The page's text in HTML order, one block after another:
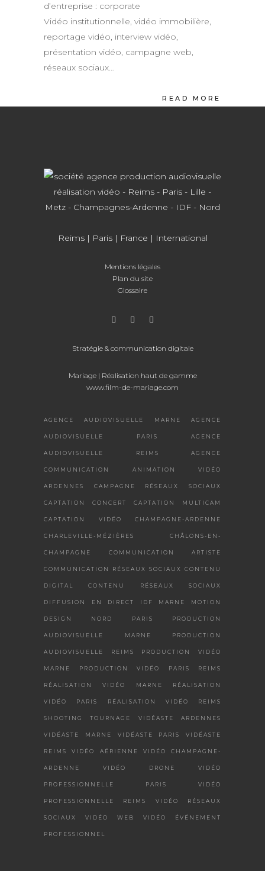
d’entreprise : corporate
Vidéo institutionnelle, vidéo immobilière,
reportage vidéo, interview vidéo,
présentation vidéo, campagne web,
réseaux sociaux…
READ MORE
Reims| Paris| France | International
Mentions légales
Plan du site
Glossaire
Stratégie & communication digitale
Mariage| Réalisation haut de gamme
www.film-de-mariage.com
AGENCE AUDIOVISUELLE MARNE AGENCE
AUDIOVISUELLE PARIS AGENCE
AUDIOVISUELLE REIMS AGENCE
COMMUNICATION ANIMATION VIDÉO
ARDENNES CAMPAGNE RÉSEAUX SOCIAUX
CAPTATION CONCERT CAPTATION MULTICAM
CAPTATION VIDÉO CHAMPAGNE-ARDENNE
CHARLEVILLE-MÉZIÈRES CHÂLONS-EN-
CHAMPAGNE COMMUNICATION ARTISTE
COMMUNICATION RÉSEAUX SOCIAUX CONTENU
DIGITAL CONTENU RÉSEAUX SOCIAUX
DIFFUSION EN DIRECT IDF MARNE MOTION
DESIGN NORD PARIS PRODUCTION
AUDIOVISUELLE MARNE PRODUCTION
AUDIOVISUELLE REIMS PRODUCTION VIDÉO
MARNE PRODUCTION VIDÉO PARIS REIMS
RÉALISATION VIDÉO MARNE RÉALISATION
VIDÉO PARIS RÉALISATION VIDÉO REIMS
SHOOTING TOURNAGE VIDÉASTE ARDENNES
VIDÉASTE MARNE VIDÉASTE PARIS VIDÉASTE
REIMS VIDÉO AÉRIENNE VIDÉO CHAMPAGNE-
ARDENNE VIDÉO DRONE VIDÉO
PROFESSIONNELLE PARIS VIDÉO
PROFESSIONNELLE REIMS VIDÉO RÉSEAUX
SOCIAUX VIDÉO WEB VIDÉO ÉVÉNEMENT
PROFESSIONNEL